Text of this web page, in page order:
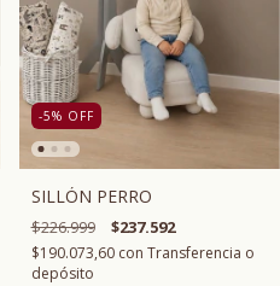
-5% OFF
SILLÓN PERRO
$226.999 $237.592
$190.073,60 con Transferencia o
depósito